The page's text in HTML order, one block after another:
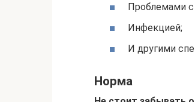
Проблемами
Инфекцией;
И другими
Норма